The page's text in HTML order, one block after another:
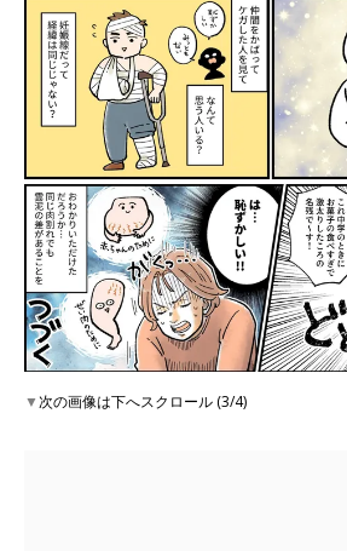
▼次の画像は下へスクロール (3/4)